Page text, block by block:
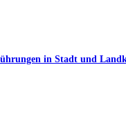
in Stadt und